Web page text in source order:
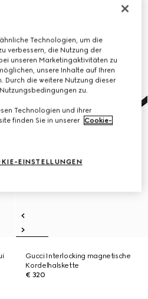
Gucci Interlocking magnetische
Kordelhalskette
€ 320
Technologien, um die
verbessern, die Nutzung der
unseren Marketingaktivitäten zu
unsere Inhalte auf Ihren
Durch die weitere Nutzung dieser
zu.
Technologien und ihrer
finden Sie in unserer Cookie-
EINSTELLUNGEN